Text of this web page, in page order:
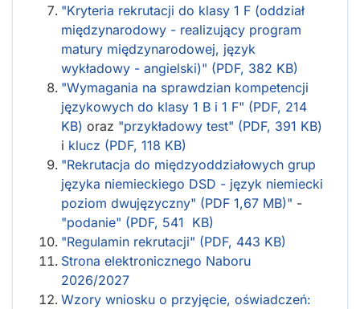
"Kryteria rekrutacji do klasy 1 F (oddział
międzynarodowy - realizujący program
matury międzynarodowej, język
wykładowy - angielski)" (PDF, 382 KB)
"Wymagania na sprawdzian kompetencji
językowych do klasy 1 B i 1 F" (PDF, 214
KB) oraz "przykładowy test" (PDF, 391 KB)
i klucz (PDF, 118 KB)
"Rekrutacja do międzyoddziałowych grup
języka niemieckiego DSD - język niemiecki
poziom dwujęzyczny" (PDF 1,67 MB)" -
"podanie" (PDF, 541 KB)
"Regulamin rekrutacji" (PDF, 443 KB)
Strona elektronicznego Naboru
2026/2027
Wzory wniosku o przyjęcie, oświadczeń: